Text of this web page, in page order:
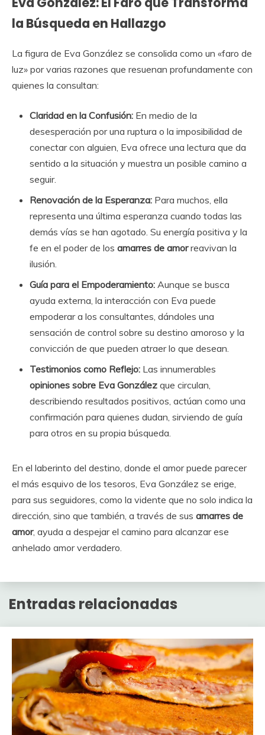
la Búsqueda en Hallazgo
La figura de Eva González se consolida como un «faro de
luz» por varias razones que resuenan profundamente con
quienes la consultan:
Claridad en la Confusión: En medio de la
desesperación por una ruptura o la imposibilidad de
conectar con alguien, Eva ofrece una lectura que da
sentido a la situación y muestra un posible camino a
seguir.
Renovación de la Esperanza: Para muchos, ella
representa una última esperanza cuando todas las
demás vías se han agotado. Su energía positiva y la
fe en el poder de los amarres de amorreavivan la
ilusión.
Guía para el Empoderamiento: Aunque se busca
ayuda externa, la interacción con Eva puede
empoderar a los consultantes, dándoles una
sensación de control sobre su destino amoroso y la
convicción de que pueden atraer lo que desean.
Testimonios como Reflejo: Las innumerables
opiniones sobre Eva González que circulan,
describiendo resultados positivos, actúan como una
confirmación para quienes dudan, sirviendo de guía
para otros en su propia búsqueda.
En el laberinto del destino, donde el amor puede parecer
el más esquivo de los tesoros, Eva González se erige,
para sus seguidores, como la vidente que no solo indica la
dirección, sino que también, a través de sus amarres de
amor, ayuda a despejar el camino para alcanzar ese
anhelado amor verdadero.
Entradas relacionadas